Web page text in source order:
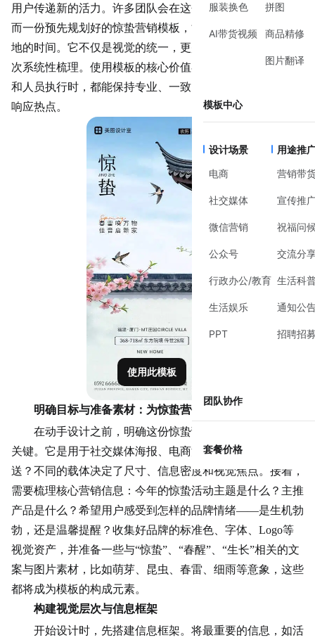
服装换色
AI带货视频
拼图
商品精修
图片翻译
模板中心
设计场景
电商
社交媒体
微信营销
公众号
行政办公/教育
生活娱乐
PPT
用途推
营销带
宣传推
祝福问
交流分
生活科
通知公
招聘招
团队协作
套餐价格
用户传递新的活力。许多团队会在这个节点策划营销活动
而一份预先规划好的惊蛰营销模板 ，能显著节省从 创意到落
地的时间。它不仅是视觉的统一，更是对品牌春季形象的一
次系统性梳理。使用模板的核心价值在于，确保在不同渠道
和人员执行时，都能保持专业、一致的品牌调性，同时快速
响应热点。
使用此模板
明确目标与准备素材：为惊蛰营销模板定下基调
在动手设计之前，明确这份惊蛰营销模板的具体用途是
关键。它是用于社交媒体海报、电商活动页面，还是邮件推
送？不同的载体决定了尺寸、信息密度和视觉焦点。接着，
需要梳理核心营销信息：今年的惊蛰活动主题是什么？主推
产品是什么？希望用户感受到怎样的品牌情绪——是生机勃
勃，还是温馨提醒？收集好品牌的标准色、字体、Logo等
视觉资产，并准备一些与“惊蛰”、“春醒”、“生长”相关的文
案与图片素材，比如萌芽、昆虫、春雷、细雨等意象，这些
都将成为模板的构成元素。
构建视觉层次与信息框架
开始设计时，先搭建信息框架。将最重要的信息，如活